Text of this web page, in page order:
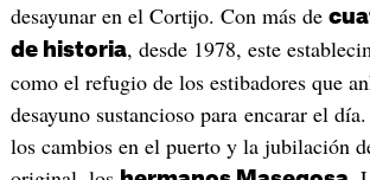
desayunar en el Cortijo. Con más de
de historia, desde 1978, este
como el refugio de los estibadores que
desayuno sustancioso para encarar el
los cambios en el puerto y la jubilación